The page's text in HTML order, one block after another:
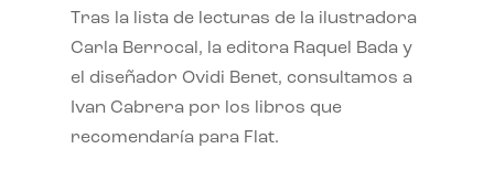
Tras la lista de lecturas de la ilustradora
Carla Berrocal, la editora Raquel Bada y
el diseñador Ovidi Benet, consultamos a
Ivan Cabrera por los libros que
recomendaría para Flat.